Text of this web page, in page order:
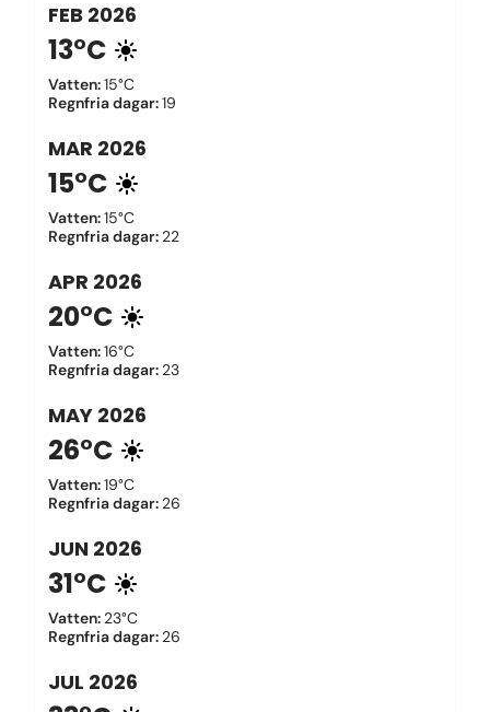
FEB 2026
13°C
Vatten:15°C
Regnfria dagar:19
MAR 2026
15°C
Vatten:15°C
Regnfria dagar: 22
APR 2026
20°C
Vatten:16°C
Regnfria dagar: 23
MAY 2026
26°C
Vatten:19°C
Regnfria dagar: 26
JUN 2026
31°C
Vatten: 23°C
Regnfria dagar: 26
JUL 2026